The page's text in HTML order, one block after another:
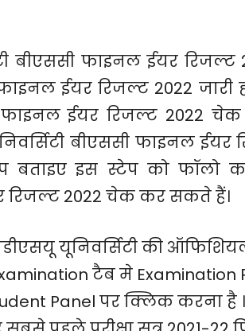
बीएससी फाइनल ईयर
ईयर रिजल्ट 2022 जारी
फाइनल ईयर रिजल्ट 2022
बीएससी फाइनल
बताइए इस स्टेप को फॉलो
रिजल्ट 2022 चेक कर सकते हैं।
यूनिवर्सिटी की ऑफिशियल
टैब मे Examination
Panel पर क्लिक करना है ।